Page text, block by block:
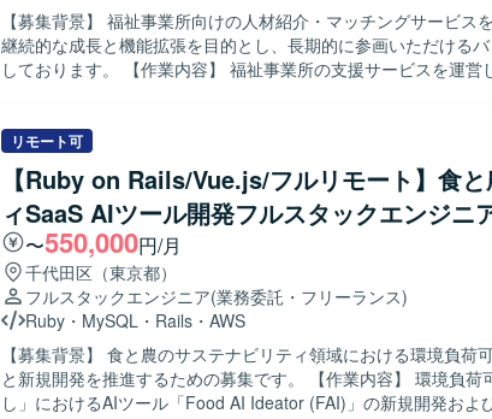
【募集背景】 福祉事業所向けの人材紹介・マッチングサービス
継続的な成長と機能拡張を目的とし、長期的に参画いただける
しております。 【作業内容】 福祉事業所の支援サービスを運営している企業にて、自社サービ
産性向上のための開発など、多岐にわたる開発案件に携わって
るプロダクトのため、既存の開発基盤や組織風土をキャッチア
開発に参画していただきます。 フルサイクル型のプロダクト開
ロジェクトにおける要件定義〜設計〜実装〜テストまでの各工程
担当いただきます。 また、アーキテクチャ選定やパフォーマン
いて、自ら根拠を持って意思決定し、若手メンバーの多いチームを
める人物像】 プロダクトや事業内容への理解を深めながら、安
る方を求めております。複数のエンジニア、PdM、デザイナー
る環境のため、コラボレーションとコミュニケーションを大切に
がら課題解決に取り組める方にマッチいたします。 明確なアー
も、業務の背景や全体像を把握したうえで自ら考えて推進できる
な機能理解にとどまらず、用いられている技術や直面した課題
リモート可
【Ruby on Rails/Vue.js/フルリモート】食
ィSaaS AIツール開発フルスタックエンジニ
〜550,000円/月
千代田区（東京都）
フルスタックエンジニア(業務委託・フリーランス)
Ruby ・ MySQL ・ Rails ・ AWS
【募集背景】 食と農のサステナビリティ領域における環境負荷
と新規開発を推進するための募集です。 【作業内容】 環境負荷可視化SaaS「Myエコものさ
し」におけるAIツール「Food AI Ideator (FAI)」の新規開発およ